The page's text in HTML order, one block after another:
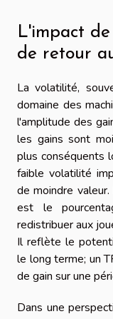
L'impact
de retour
La volatilité,
domaine des
l'amplitude des
les gains sont
plus conséquents
faible volatilité
de moindre
est le
redistribuer aux
Il reflète le
le long terme; un
de gain sur une
Dans une